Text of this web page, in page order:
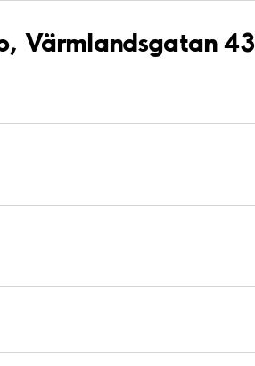
Värmlandsgatan 43